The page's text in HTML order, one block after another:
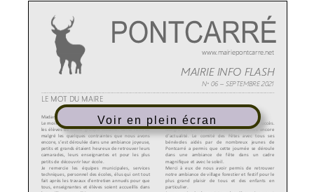
Voir en plein écran